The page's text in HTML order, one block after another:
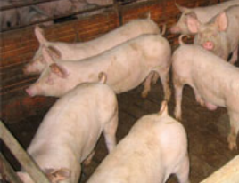
English Español
CERCAR